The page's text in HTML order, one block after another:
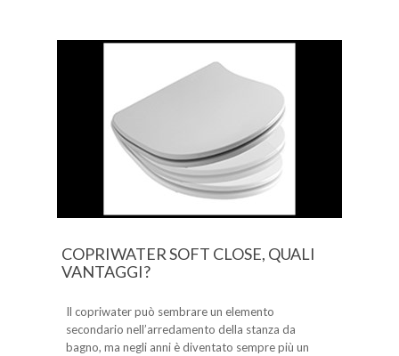
COPRIWATER SOFT CLOSE, QUALI
VANTAGGI?
Il copriwater può sembrare un elemento
secondario nell’arredamento della stanza da
bagno, ma negli anni è diventato sempre più un